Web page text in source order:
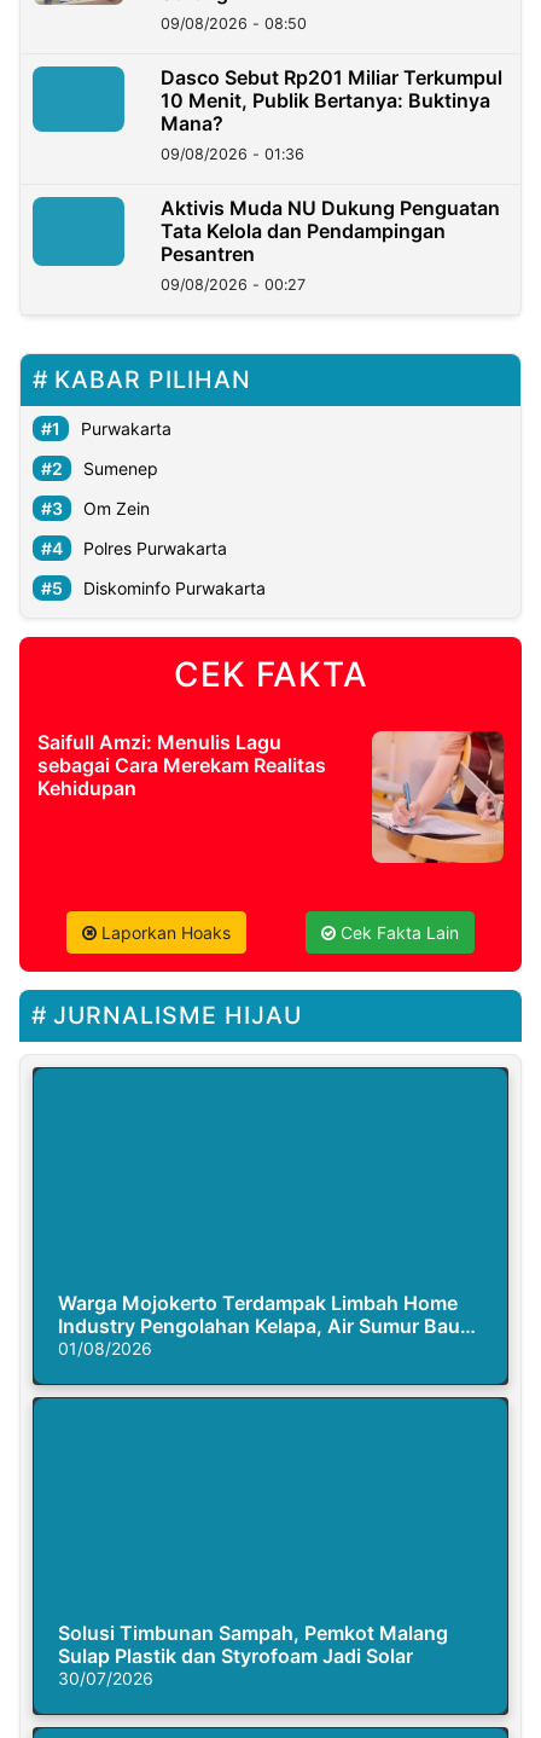
09/08/2026 - 08:50
Dasco Sebut Rp201 Miliar Terkumpul
10 Menit, Publik Bertanya: Buktinya
Mana?
09/08/2026 - 01:36
Aktivis Muda NU Dukung Penguatan
Tata Kelola dan Pendampingan
Pesantren
09/08/2026 - 00:27
KABAR PILIHAN
Purwakarta
Sumenep
Om Zein
Polres Purwakarta
Diskominfo Purwakarta
CEK FAKTA
Saifull Amzi: Menulis Lagu
sebagai Cara Merekam Realitas
Kehidupan
Laporkan Hoaks Cek Fakta Lain
JURNALISME HIJAU
Warga Mojokerto Terdampak Limbah Home
Industry Pengolahan Kelapa, Air Sumur Bau
Busuk
01/08/2026
Solusi Timbunan Sampah, Pemkot Malang
Sulap Plastik dan Styrofoam Jadi Solar
30/07/2026